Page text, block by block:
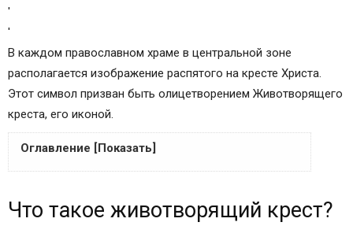
'
'
В каждом православном храме в центральной зоне
располагается изображение распятого на кресте Христа.
Этот символ призван быть олицетворением Животворящего
креста, его иконой.
Оглавление [Показать]
Зачем молиться Животворящему кресту
Что такое животворящий крест?